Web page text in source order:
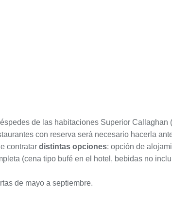
de las habitaciones Superior Callaghan
con reserva será necesario hacerla
contratar distintas opciones: opción de
(cena tipo bufé en el hotel, bebidas no
de mayo a septiembre.